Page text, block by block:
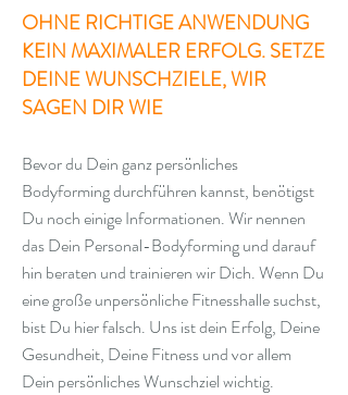
OHNE RICHTIGE ANWENDUNG
KEIN MAXIMALER ERFOLG. SETZE
DEINE WUNSCHZIELE, WIR
SAGEN DIR WIE
Bevor du Dein ganz persönliches
Bodyforming durchführen kannst, benötigst
Du noch einige Informationen. Wir nennen
das Dein Personal-Bodyforming und darauf
hin beraten und trainieren wir Dich. Wenn Du
eine große unpersönliche Fitnesshalle suchst,
bist Du hier falsch. Uns ist dein Erfolg, Deine
Gesundheit, Deine Fitness und vor allem
Dein persönliches Wunschziel wichtig.